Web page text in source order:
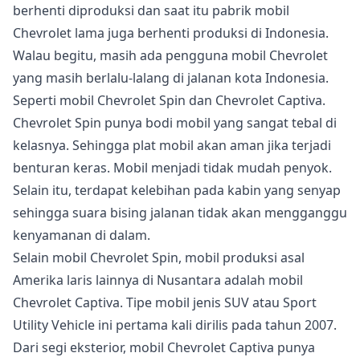
berhenti diproduksi dan saat itu pabrik mobil
Chevrolet lama juga berhenti produksi di Indonesia.
Walau begitu, masih ada pengguna mobil Chevrolet
yang masih berlalu-lalang di jalanan kota Indonesia.
Seperti mobil Chevrolet Spin dan Chevrolet Captiva.
Chevrolet Spin punya bodi mobil yang sangat tebal di
kelasnya. Sehingga plat mobil akan aman jika terjadi
benturan keras. Mobil menjadi tidak mudah penyok.
Selain itu, terdapat kelebihan pada kabin yang senyap
sehingga suara bising jalanan tidak akan mengganggu
kenyamanan di dalam.
Selain mobil Chevrolet Spin, mobil produksi asal
Amerika laris lainnya di Nusantara adalah mobil
Chevrolet Captiva. Tipe mobil jenis SUV atau Sport
Utility Vehicle ini pertama kali dirilis pada tahun 2007.
Dari segi eksterior, mobil Chevrolet Captiva punya